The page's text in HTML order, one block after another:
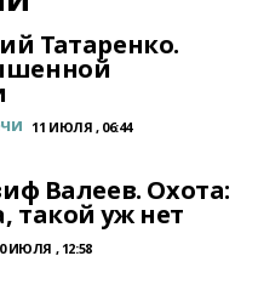
Татаренко.
11 ИЮЛЯ , 06:44
Валеев. Охота:
такой уж нет
ИЮЛЯ , 12:58